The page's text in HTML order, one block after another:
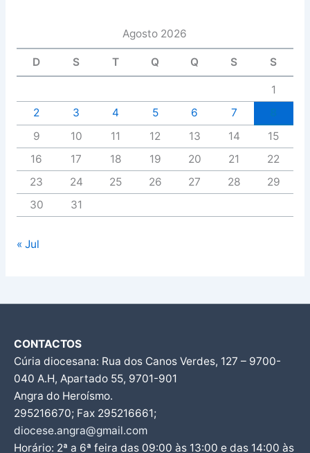
Agosto 2026
D S T Q Q S S
1
2
3 4 5 6 7
9
10 11 12 13 14
15
16
17 18 19 20 21
22
23
24 25 26 27 28
29
30
31
« Jul
CONTACTOS
Cúria diocesana: Rua dos Canos Verdes, 127 – 9700-
040 A.H, Apartado 55, 9701-901
Angra do Heroísmo.
295216670; Fax 295216661;
diocese.angra@gmail.com
Horário: 2ª a 6ª feira das 09:00 às 13:00 e das 14:00 às